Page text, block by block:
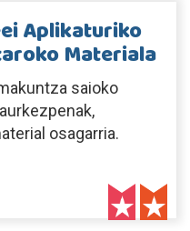
Aplikaturiko
Materiala
saioko
osagarria.